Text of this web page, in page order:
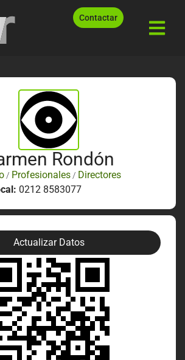
Contactar
Rondón
/ Profesionales/ Directores
0212 8583077
Actualizar Datos